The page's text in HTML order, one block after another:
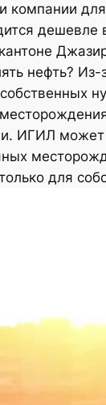
для
дешевле
нефть?
ИГИЛ может
для